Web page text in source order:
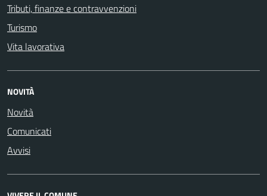
Tributi, finanze e contravvenzioni
Turismo
Vita lavorativa
NOVITÀ
Novità
Comunicati
Avvisi